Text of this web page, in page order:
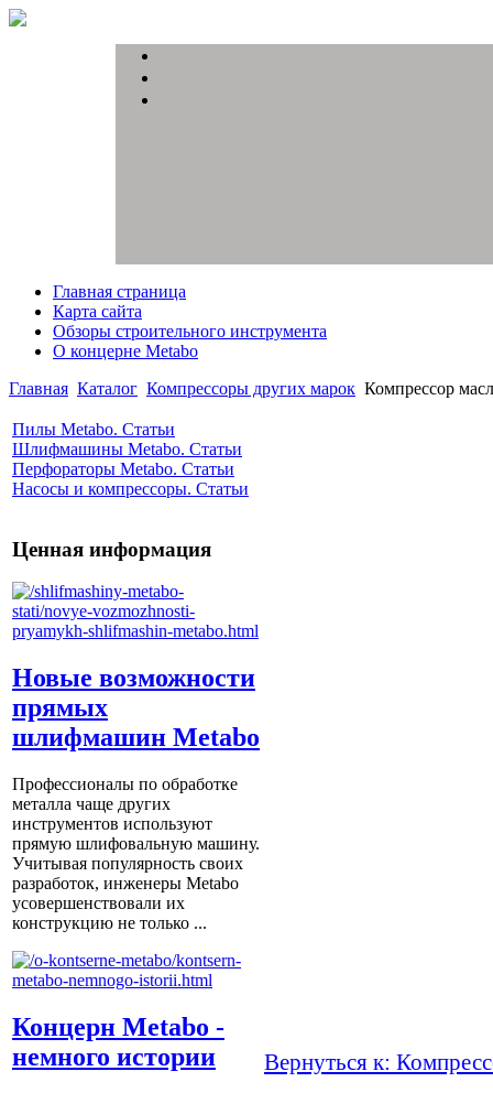
Главная страница
Карта сайта
Обзоры строительного инструмента
О концерне Metabo
Главная Каталог Компрессоры других марок Компрессор
Пилы Metabo. Статьи
Шлифмашины Metabo. Статьи
Перфораторы Metabo. Статьи
Насосы и компрессоры. Статьи
Ценная информация
Новые возможности
прямых
шлифмашин Metabo
Профессионалы по обработке
металла чаще других
инструментов используют
прямую шлифовальную машину.
Учитывая популярность своих
разработок, инженеры Metabo
усовершенствовали их
конструкцию не только ...
Концерн Metabo -
немного истории
Вернуться к: